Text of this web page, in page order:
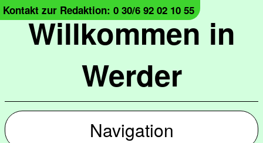
Willkommen in
Werder
Kontakt zur Redaktion: 0 30/6 92 02 10 55
Navigation